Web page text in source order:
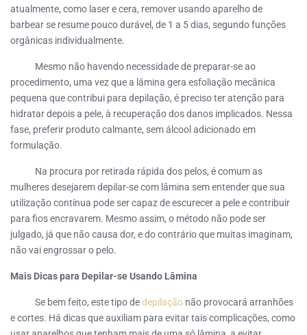
atualmente, como laser e cera, remover usando aparelho de
barbear se resume pouco durável, de 1 a 5 dias, segundo funções
orgânicas individualmente.
Mesmo não havendo necessidade de preparar-se ao
procedimento, uma vez que a lâmina gera esfoliação mecânica
pequena que contribui para depilação, é preciso ter atenção para
hidratar depois a pele, à recuperação dos danos implicados. Nessa
fase, preferir produto calmante, sem álcool adicionado em
formulação.
Na procura por retirada rápida dos pelos, é comum as
mulheres desejarem depilar-se com lâmina sem entender que sua
utilização contínua pode ser capaz de escurecer a pele e contribuir
para fios encravarem. Mesmo assim, o método não pode ser
julgado, já que não causa dor, e do contrário que muitas imaginam,
não vai engrossar o pelo.
Mais Dicas para Depilar-se Usando Lâmina
Se bem feito, este tipo dedepilação não provocará arranhões
e cortes. Há dicas que auxiliam para evitar tais complicações, como